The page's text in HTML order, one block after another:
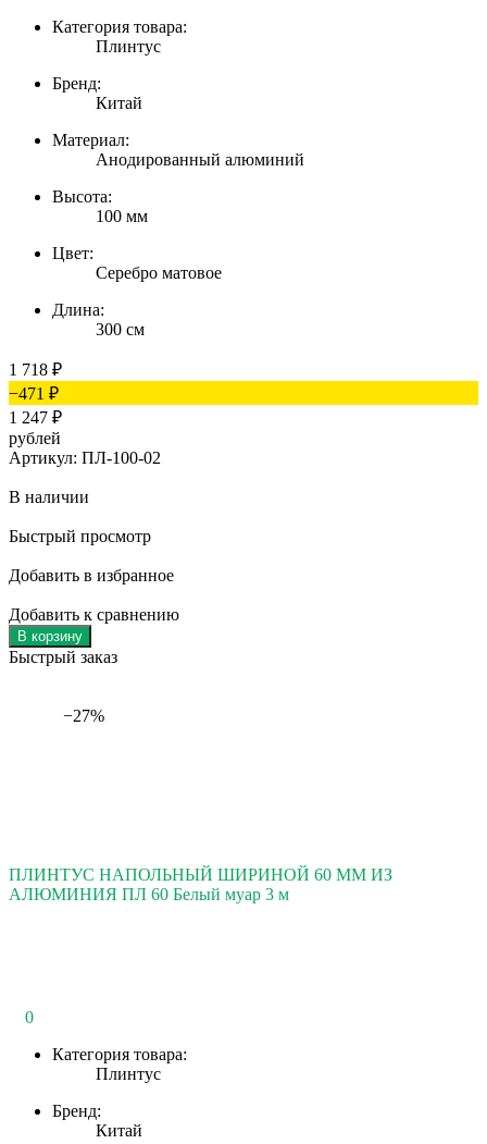
Категория товара:
Плинтус
Бренд:
Китай
Материал:
Анодированный алюминий
Высота:
100 мм
Цвет:
Серебро матовое
Длина:
300 см
1 718 ₽
−471 ₽
1 247 ₽
рублей
Артикул: ПЛ-100-02
В наличии
Быстрый просмотр
Добавить в избранное
Добавить к сравнению
В корзину
Быстрый заказ
−27%
ПЛИНТУС НАПОЛЬНЫЙ ШИРИНОЙ 60 ММ ИЗ
АЛЮМИНИЯ ПЛ 60 Белый муар 3 м
0
Категория товара:
Плинтус
Бренд:
Китай